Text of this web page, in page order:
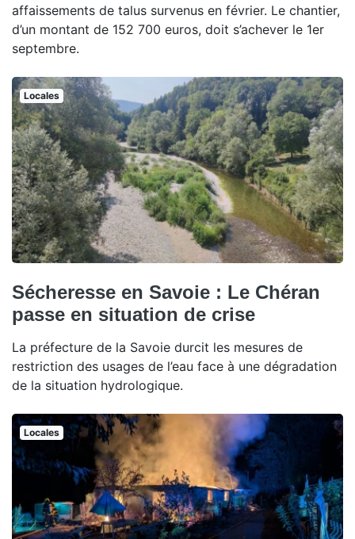
affaissements de talus survenus en février. Le chantier,
d’un montant de 152 700 euros, doit s’achever le 1er
septembre.
Locales
Sécheresse en Savoie : Le Chéran
passe en situation de crise
La préfecture de la Savoie durcit les mesures de
restriction des usages de l’eau face à une dégradation
de la situation hydrologique.
Locales